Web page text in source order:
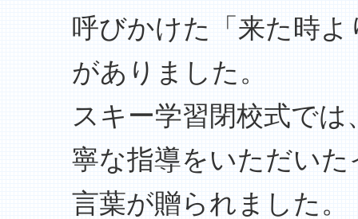
呼びかけた「来た時
がありました。
スキー学習閉校式で
寧な指導をいただい
言葉が贈られました。